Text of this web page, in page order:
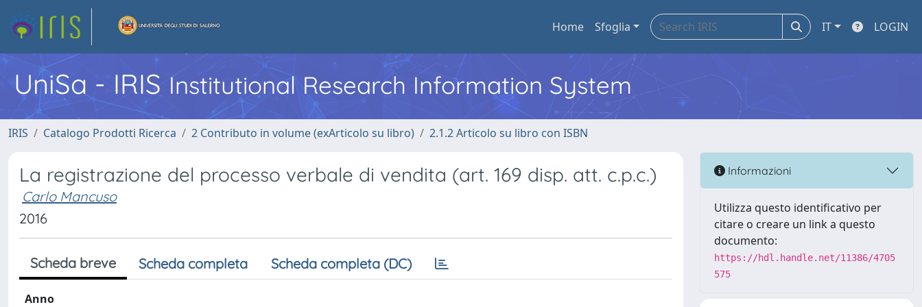
Home Sfoglia IT LOGIN
UniSa - IRIS Institutional Research Information System
IRIS Catalogo Prodotti Ricerca 2 Contributo in volume (exArticolo su libro) 2.1.2 Articolo su libro con ISBN
La registrazione del processo verbale di vendita (art. 169 disp. att. c.p.c.)
Carlo Mancuso
2016
Scheda breve Scheda completa Scheda completa (DC)
Anno
Informazioni
Utilizza questo identificativo per
citare o creare un link a questo
documento:
https://hdl.handle.net/11386/4705
575